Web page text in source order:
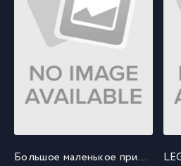
Большое маленькое приключение